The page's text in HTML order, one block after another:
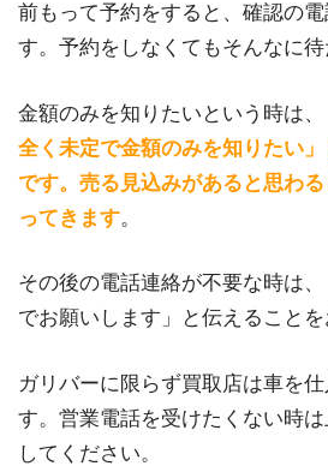
前もって予約をすると、確認の
す。予約をしなくてもそんなに待
金額のみを知りたいという時は、
全く未定で金額のみを知りたい
です。売る見込みがあると思わ
ってきます。
その後の電話連絡が不要な時は
でお願いします」と伝えることを
ガリバーに限らず買取店は車を
す。営業電話を受けたくない時
してください。